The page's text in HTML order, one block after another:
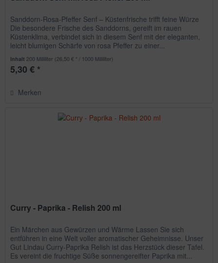
Sanddorn-Rosa-Pfeffer Senf – Küstenfrische trifft feine Würze
Die besondere Frische des Sanddorns, gereift im rauen
Küstenklima, verbindet sich in diesem Senf mit der eleganten,
leicht blumigen Schärfe von rosa Pfeffer zu einer...
Inhalt 200 Milliliter (26,50 € * / 1000 Milliliter)
5,30 € *
Merken
Curry - Paprika - Relish 200 ml
Ein Märchen aus Gewürzen und Wärme Lassen Sie sich
entführen in eine Welt voller aromatischer Geheimnisse. Unser
Gut Lindau Curry-Paprika Relish ist das Herzstück dieser Tafel.
Es vereint die fruchtige Süße sonnengereifter Paprika mit...